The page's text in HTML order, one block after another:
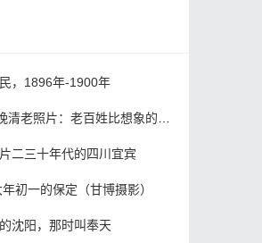
，1896年-1900年
老照片：老百姓比想象的贫穷
二三十年代的四川宜宾
初一的保定（甘博摄影）
沈阳，那时叫奉天